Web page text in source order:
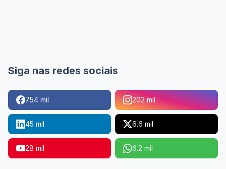
Siga nas redes sociais
754 mil 202 mil
45 mil 6.6 mil
28 mil 6.2 mil